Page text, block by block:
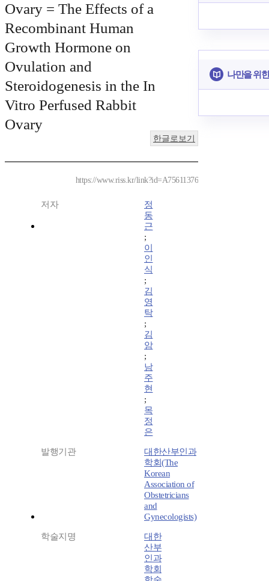
Ovary = The Effects of a
Recombinant Human
Growth Hormone on
Ovulation and
Steroidogenesis in the In
Vitro Perfused Rabbit
Ovary
한글로보기
https://www.riss.kr/link?id=A75611376
저자
정
동
근
;
이
인
식
;
김
영
탁
;
김
암
;
남
주
현
;
목
정
은
발행기관
대한산부인과
학회(The
Korean
Association of
Obstetricians
and
Gynecologists)
학술지명
대한
산부
인과
학회
나만을 위